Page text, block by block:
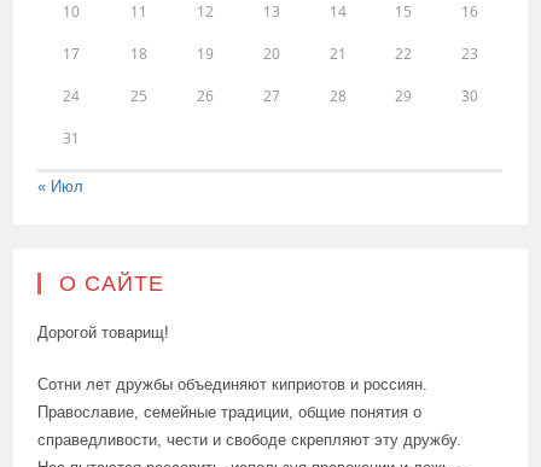
10 11 12 13 14 15 16
17 18 19 20 21 22 23
24 25 26 27 28 29 30
31
« Июл
О САЙТЕ
Дорогой товарищ!
Сотни лет дружбы объединяют киприотов и россиян.
Православие, семейные традиции, общие понятия о
справедливости, чести и свободе скрепляют эту дружбу.